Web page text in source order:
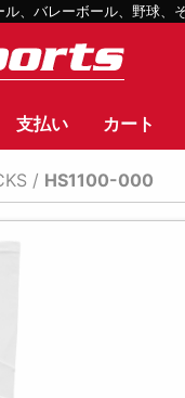
、バレーボール、野球
支払い カート
/ HS1100-000